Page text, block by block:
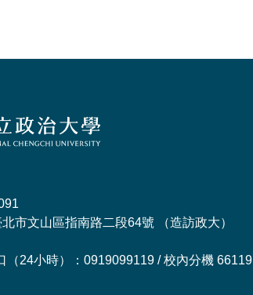
市文山區指南路二段64號 （造訪政大）
（24小時）：0919099119 / 校內分機 66119